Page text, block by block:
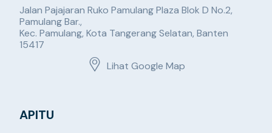
Jalan Pajajaran Ruko Pamulang Plaza Blok D No.2,
Pamulang Bar.,
Kec. Pamulang, Kota Tangerang Selatan, Banten
15417
Lihat Google Map
APITU